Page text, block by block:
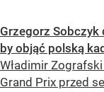
Grzegorz Sobczyk
by objąć polską
Władimir
Grand Prix przed